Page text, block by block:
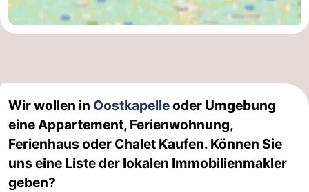
Wir wollen in Oostkapelleoder Umgebung
eine Appartement, Ferienwohnung,
Ferienhaus oder Chalet Kaufen. Können Sie
uns eine Liste der lokalen Immobilienmakler
geben?